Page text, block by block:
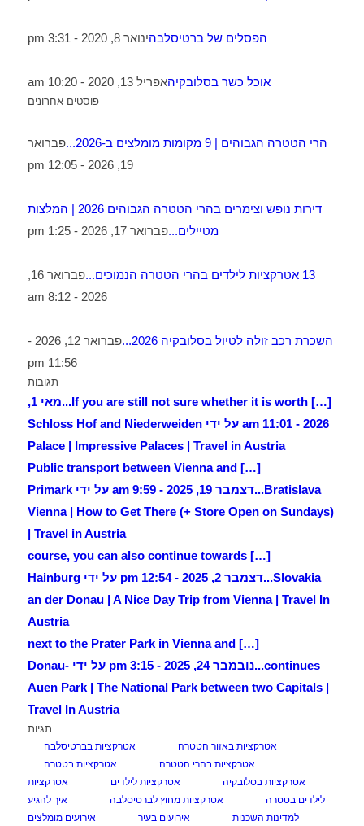
הפסלים של ברטיסלבהינואר 8, 2020 - 3:31 pm
אוכל כשר בסלובקיהאפריל 13, 2020 - 10:20 am
פוסטים אחרונים
הרי הטטרה הגבוהים | 9 מקומות מומלצים ב-2026...
פברואר
19, 2026 - 12:05 pm
דירות נופש וצימרים בהרי הטטרה הגבוהים 2026 | המלצות
מטיילים...פברואר 17, 2026 - 1:25 pm
13 אטרקציות לילדים בהרי הטטרה הנמוכים...
פברואר 16,
2026 - 8:12 am
השכרת רכב זולה לטיול בסלובקיה 2026...
פברואר 12, 2026 -
11:56 pm
תגובות
[…] If you are still not sure whether it is worth...
מאי 1,
2026 - 11:01 am על ידי Schloss Hof and Niederweiden
Palace | Impressive Palaces | Travel in Austria
[…] Public transport between Vienna and
Bratislava...
דצמבר 19, 2025 - 9:59 am על ידי Primark
Vienna | How to Get There (+ Store Open on Sundays)
| Travel in Austria
[…] course, you can also continue towards
Slovakia...
דצמבר 2, 2025 - 12:54 pm על ידי Hainburg
an der Donau | A Nice Day Trip from Vienna | Travel In
Austria
[…] next to the Prater Park in Vienna and
continues...
נובמבר 24, 2025 - 3:15 pm על ידי Donau-
Auen Park | The National Park between two Capitals |
Travel In Austria
תגיות
אטרקציות באזור הטטרה
אטרקציות בברטיסלבה
אטרקציות בהרי הטטרה
אטרקציות בטטרה
אטרקציות בסלובקיה
אטרקציות לילדים
אטרקציות
לילדים בטטרה
אטרקציות מחוץ לברטיסלבה
איך להגיע
למדינות השכנות
אירועים בעיר
אירועים מומלצים